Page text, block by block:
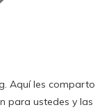
Aquí les comparto
para ustedes y las